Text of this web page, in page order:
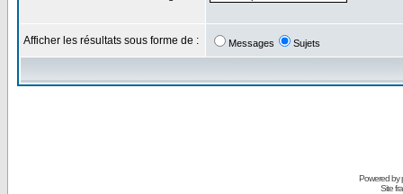
Afficher les résultats sous forme de : Messages Sujets
Powered by
Site